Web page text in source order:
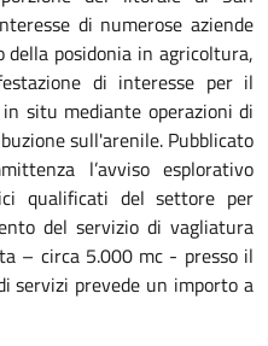
di numerose aziende
posidonia in agricoltura,
di interesse per il
situ mediante operazioni di
sull'arenile. Pubblicato
l’avviso esplorativo
qualificati del settore per
del servizio di vagliatura
– circa 5.000 mc - presso il
servizi prevede un importo a